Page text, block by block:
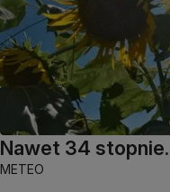
Nawet 34
METEO